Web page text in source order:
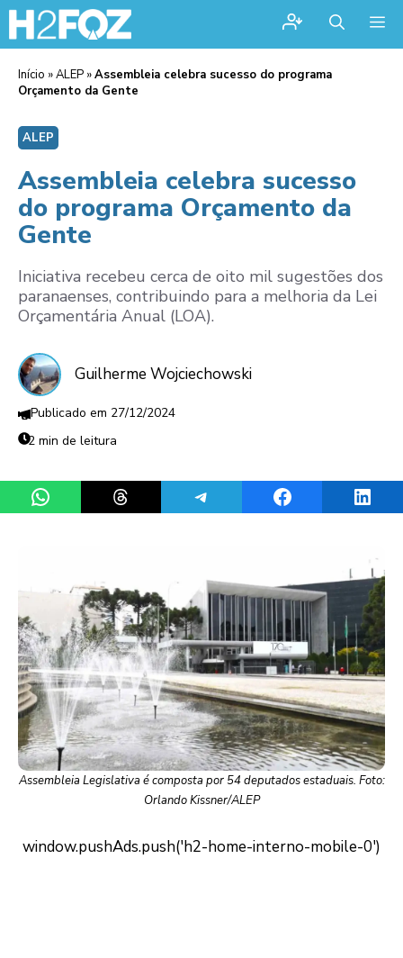
Início »ALEP »Assembleia celebra sucesso do programa
Orçamento da Gente
ALEP
Assembleia celebra sucesso
do programa Orçamento da
Gente
Iniciativa recebeu cerca de oito mil sugestões dos
paranaenses, contribuindo para a melhoria da Lei
Orçamentária Anual (LOA).
Guilherme Wojciechowski
27/12/2024
2 min de leitura
Share on WhatsAppShare on ThreadsShare on TelegramShare on Facebook
Assembleia Legislativa é composta por 54 deputados estaduais. Foto:
Orlando Kissner/ALEP